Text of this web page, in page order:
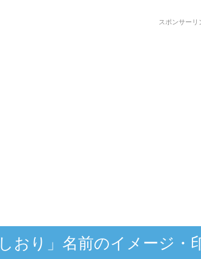
スポンサーリ
しおり」名前のイメージ・